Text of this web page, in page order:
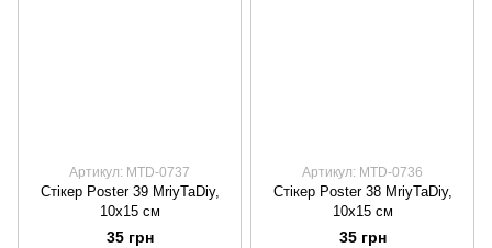
Артикул: MTD-0737
Стікер Poster 39 MriyTaDiy,
10х15 см
35 грн
Артикул: MTD-0736
Стікер Poster 38 MriyTaDiy,
10х15 см
35 грн